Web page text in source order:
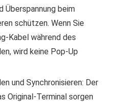
Überspannung beim
schützen. Wenn Sie
Kabel während des
wird keine Pop-Up
und Synchronisieren: Der
Original-Terminal sorgen